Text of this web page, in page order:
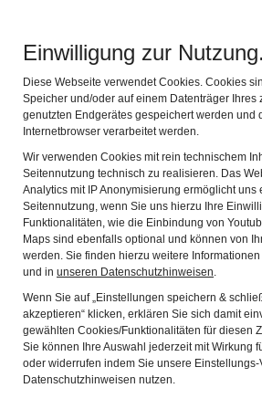
Einwilligung zur Nutzung.
Diese Webseite verwendet Cookies. Cookies
Speicher und/oder auf einem Datenträger Ihres
genutzten Endgerätes gespeichert werden und
Internetbrowser verarbeitet werden.
Wir verwenden Cookies mit rein technischem
Seitennutzung technisch zu realisieren. Das
Analytics mit IP Anonymisierung ermöglicht uns
Seitennutzung, wenn Sie uns hierzu Ihre
Funktionalitäten, wie die Einbindung von
Maps sind ebenfalls optional und können von
werden. Sie finden hierzu weitere Informationen
und in unseren Datenschutzhinweisen.
Wenn Sie auf „Einstellungen speichern &
akzeptieren“ klicken, erklären Sie sich damit
gewählten Cookies/Funktionalitäten für diesen
Sie können Ihre Auswahl jederzeit mit Wirkung
oder widerrufen indem Sie unsere
Datenschutzhinweisen nutzen.
24.11.2023
für die ganze
Sonntag
16 Uhr